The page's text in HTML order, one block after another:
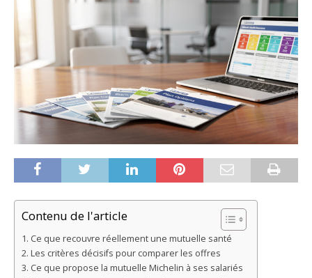
Contenu de l'article
Ce que recouvre réellement une mutuelle santé
Les critères décisifs pour comparer les offres
Ce que propose la mutuelle Michelin à ses salariés